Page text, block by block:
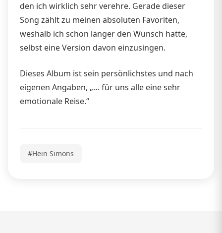
den ich wirklich sehr verehre. Gerade dieser
Song zählt zu meinen absoluten Favoriten,
weshalb ich schon länger den Wunsch hatte,
selbst eine Version davon einzusingen.
Dieses Album ist sein persönlichstes und nach
eigenen Angaben, „… für uns alle eine sehr
emotionale Reise.“
#Hein Simons